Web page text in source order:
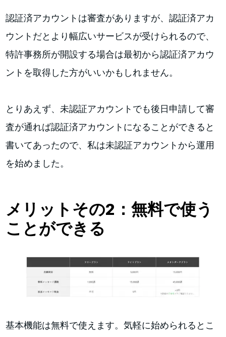
認証済アカウントは審査がありますが、認証済アカ
ウントだとより幅広いサービスが受けられるので、
特許事務所が開設する場合は最初から認証済アカウ
ントを取得した方がいいかもしれません。
とりあえず、未認証アカウントでも後日申請して審
査が通れば認証済アカウントになることができると
書いてあったので、私は未認証アカウントから運用
を始めました。
メリットその2：無料で使う
ことができる
基本機能は無料で使えます。気軽に始められるとこ